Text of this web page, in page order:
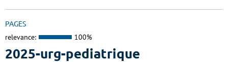
PAGES
relevance: 100%
2025-urg-pediatrique